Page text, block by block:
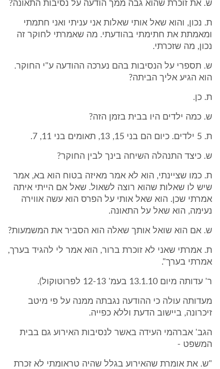
ש. את זוכרת שהוא גבה ממך הודעה על נסיבות התאונה?
ת. נכון, והוא שאל אותי שאלות אני עניתי ואני חתמתי
ומאמתת את חתימתי בהודעתי. מה שאמרתי לחוקר זה
נכון, מה שזכרתי.
ש. תספרי על הנסיבות בהם נערכה ההודעה ע"י החוקר.
הוא הגיע אליך הביתה?
ת. כן.
ש. כמה ילדים היו בבית בזמן הזה?
ת. 5 ילדים. כיום הם בני 15, 13, תאומים בני 11, 7.
ש. כיצד התנהלה השיחה בינך לבין החוקר?
ת. כמו שציינתי, הוא לא אמר מאיזה בטוח הוא בא, אמר
שיש לו שאלות שהוא רוצה לשאול. שאל אם הייתי איתה
אמרתי שכן. הוא שאל אותי על הפרס הוא עשה אווירה
נעימה, הוא שאל על התאונה.
ש. אם הוא שואל אותך שאלה הוא הסביר את המשמעות?
ת. אמרתי שאני לא זוכרת ברור, הוא אמר לי להגיד בערך,
אמרתי בערך".
ר' עדותה מיום 13.1.10 בעמ' 12-13 לפרוטוקול).
מעדותה עולה כי ההודעה נגבתה ממנה על פי מיטב
זיכרונה, ביישוב הדעת וללא כפייה.
הגב' אברהמי העידה באשר לנסיבות האירוע גם בבית
המשפט -
"ש. את אומרת שהאירוע בגלל שהיה טראומתי לא זכרת